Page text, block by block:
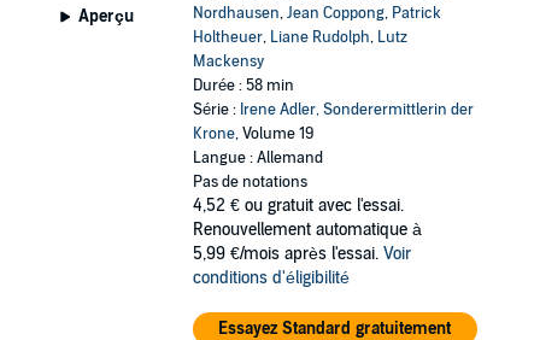
Aperçu
Nordhausen,Jean Coppong, Patrick
Holtheuer, Liane Rudolph, Lutz
Mackensy
Durée : 58 min
Série : Irene Adler, Sonderermittlerin der
Krone, Volume 19
Langue : Allemand
Pas de notations
4,52 € ou gratuit avec l'essai.
Renouvellement automatique à
5,99 €/mois après l'essai. Voir
conditions d'éligibilité
Essayez Standard gratuitement